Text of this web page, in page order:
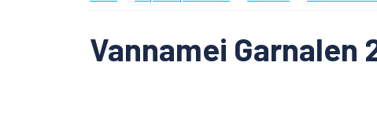
Vannamei Garnalen